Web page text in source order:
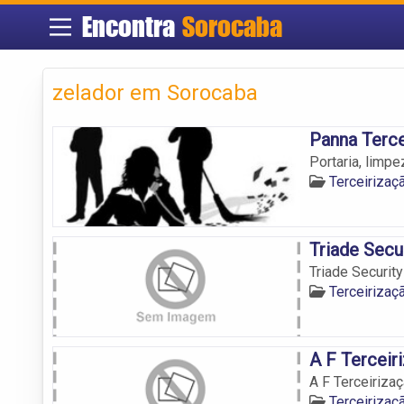
Encontra Sorocaba
zelador em Sorocaba
Panna
Portaria,
Triade
Triade
A F
A F